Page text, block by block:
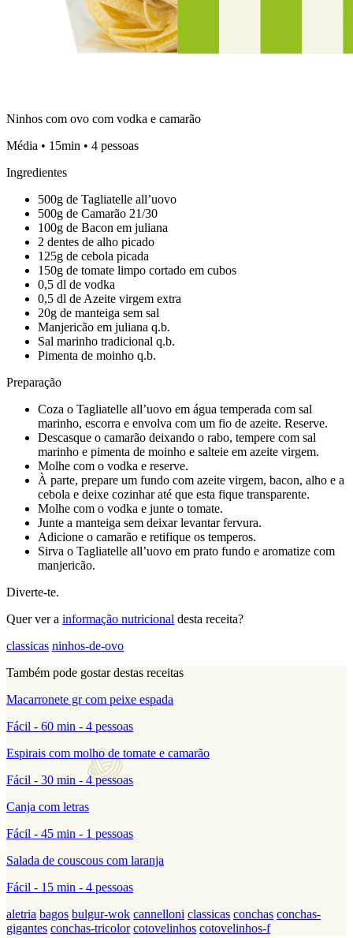
Ninhos com ovo com vodka e camarão
Média • 15min • 4 pessoas
Ingredientes
500g de Tagliatelle all’uovo
500g de Camarão 21/30
100g de Bacon em juliana
2 dentes de alho picado
125g de cebola picada
150g de tomate limpo cortado em cubos
0,5 dl de vodka
0,5 dl de Azeite virgem extra
20g de manteiga sem sal
Manjericão em juliana q.b.
Sal marinho tradicional q.b.
Pimenta de moinho q.b.
Preparação
Coza o Tagliatelle all’uovo em água temperada com sal
marinho, escorra e envolva com um fio de azeite. Reserve.
Descasque o camarão deixando o rabo, tempere com sal
marinho e pimenta de moinho e salteie em azeite virgem.
Molhe com o vodka e reserve.
À parte, prepare um fundo com azeite virgem, bacon, alho e a
cebola e deixe cozinhar até que esta fique transparente.
Molhe com o vodka e junte o tomate.
Junte a manteiga sem deixar levantar fervura.
Adicione o camarão e retifique os temperos.
Sirva o Tagliatelle all’uovo em prato fundo e aromatize com
manjericão.
Diverte-te.
Quer ver a informação nutricional desta receita?
classicas ninhos-de-ovo
Também pode gostar destas receitas
Macarronete gr com peixe espada
Fácil - 60 min - 4 pessoas
Espirais com molho de tomate e camarão
Fácil - 30 min - 4 pessoas
Canja com letras
Fácil - 45 min - 1 pessoas
Salada de couscous com laranja
Fácil - 15 min - 4 pessoas
aletria bagos bulgur-wok cannelloni classicas conchas conchas-
gigantes conchas-tricolor cotovelinhos cotovelinhos-f